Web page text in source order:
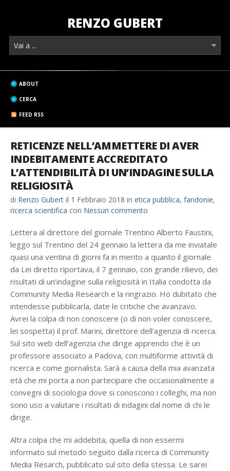
RENZO GUBERT
ABOUT
CERCA
FEED RSS
RETICENZE NELL’AMMETTERE DI AVER
INDEBITAMENTE ACCREDITATO
L’ATTENDIBILITÀ DI UN’INDAGINE SULLA
RELIGIOSITÀ
di Renzo Gubert il 1 Febbraio 2018 in etica pubblica, fandonie,
ricerca scientifica con Nessun commento
Lettera al direttore del giornale Trentino Alberto Faustini,
leggo sul Trentino del 24 gennaio la lettera da me inviatale
quasi una ventina di giorni fa in merito a quanto il giornale
da Lei diretto riportava, il 7 gennaio, con grande rilievo, dei
risultati di un’indagine sulla religiosità in Italia condotta da
Community Media Research e la ringrazio. Ho dubitato che
intendesse pubblicarla, date le critiche che avanzavo.
Avrei la colpa di non conoscere (o di non voler conoscere,
lei sospetta) il prof. Marini, direttore dell’agenzia di ricerca.
Sul sito web dell’agenzia che dirige apprendo che è un
professore associato a Padova, con multiforme attività di
ricerca e come giornalista. Sarà a causa della mia avanzata
età che mi porta a non partecipare che occasionalmente a
convegni di sociologia dove si conoscono i colleghi, ma non
sono uso a valutare i risultati di indagini dal nome di chi le
dirige.
Altra colpa che mi addebita, quella di non essermi
informato sul metodo seguito dalla ricerca di Community
Media Resarch, pubblicato sul sito della stessa. Le sarei